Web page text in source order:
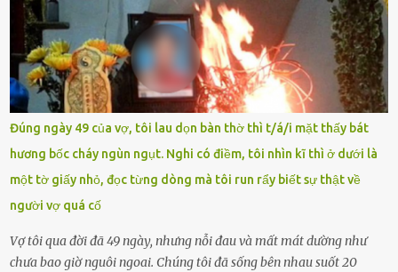
Trường THPT Chuyên Nguyễn Tất Thành báo cáo xác nhận tài
khoản Chu Vinh là của học sinh Chu Ngọc Quang Vinh, lớp 12 Anh
của nhà trường. Nam sinh này từng giành ngôi vô địch, mang về
vòng nguyệt quế cuộc thi tháng 1, quý I, Đường lên đỉnh Olympia
năm thứ 24. Quá trình giáo dục, học sinh Chu Ngọc Quang Vinh đã
nhận thức được nội dung bài viết của bản thân trên mạng xã hội
ngày 1.9 là chưa phù hợp nên đã chủ động gỡ bài viết và đăng bài
xin lỗi trên trang Facebook cá nhân. Chu Ngọc Quang Vinh làm việc
với cơ quan chức năng. Ảnh: Đơn vị cung...
Đúng ngày 49 của vợ, tôi lau dọn bàn thờ thì t/á/i mặt thấy bát
hương bốc cháy ngùn ngụt. Nghi có điềm, tôi nhìn kĩ thì ở dưới là
một tờ giấy nhỏ, đọc từng dòng mà tôi run rẩy biết sự thật về
người vợ quá cố
Vợ tôi qua đời đã 49 ngày, nhưng nỗi đau và mất mát dường như
chưa bao giờ nguôi ngoai. Chúng tôi đã sống bên nhau suốt 20